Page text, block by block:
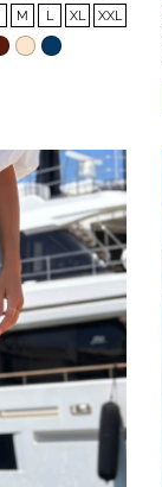
M L XL XXL